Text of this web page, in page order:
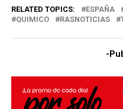
RELATED TOPICS: ESPAÑA
QUIMICO
RASNOTICIAS
-